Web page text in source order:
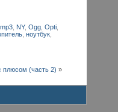
,mp3 NY,Ogg ,Opti
,ноутбук
плюсом (часть 2) »